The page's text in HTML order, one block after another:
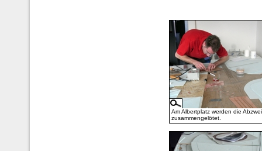
Am Albertplatz werden die
zusammengelötet.